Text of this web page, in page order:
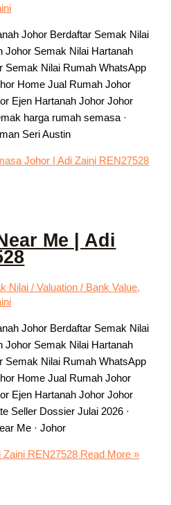
Johor Berdaftar Semak Nilai
Johor Semak Nilai Hartanah
Semak Nilai Rumah WhatsApp
Home Jual Rumah Johor
Ejen Hartanah Johor Johor
harga rumah semasa ·
Seri Austin
Johor | Adi Zaini REN27528
Me | Adi
Nilai / Valuation / Bank Value,
Johor Berdaftar Semak Nilai
Johor Semak Nilai Hartanah
Semak Nilai Rumah WhatsApp
Home Jual Rumah Johor
Ejen Hartanah Johor Johor
Seller Dossier Julai 2026 ·
Me · Johor
REN27528 Read More »